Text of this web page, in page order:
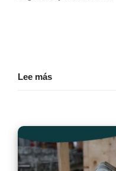
Lee más